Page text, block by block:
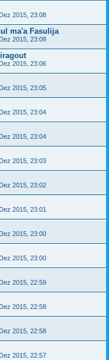
2015, 23:08
ma'a Fasulija
2015, 23:08
2015, 23:06
2015, 23:05
2015, 23:04
2015, 23:04
2015, 23:03
2015, 23:02
2015, 23:01
2015, 23:00
2015, 23:00
2015, 22:59
2015, 22:58
2015, 22:58
2015, 22:57